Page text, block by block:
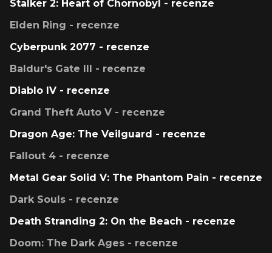
Stalker 2: Heart of Chornobyl - recenze
Elden Ring - recenze
Cyberpunk 2077 - recenze
Baldur's Gate III - recenze
Diablo IV - recenze
Grand Theft Auto V - recenze
Dragon Age: The Veilguard - recenze
Fallout 4 - recenze
Metal Gear Solid V: The Phantom Pain - recenze
Dark Souls - recenze
Death Stranding 2: On the Beach - recenze
Doom: The Dark Ages - recenze